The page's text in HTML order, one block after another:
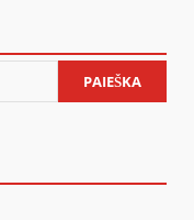
PAIEŠKA